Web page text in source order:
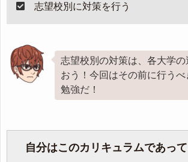
志望校別に対策を行う
志望校別の対策は、各大学
おう！今回はその前に行う
勉強だ！
自分はこのカリキュラムであっ